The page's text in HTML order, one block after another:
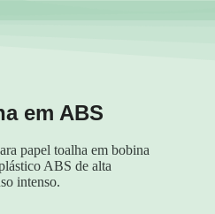
em ABS
papel toalha em bobina
ABS de alta
intenso.